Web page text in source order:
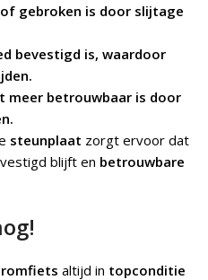
gebroken is door slijtage
bevestigd is, waardoor
meer betrouwbaar is door
steunplaat zorgt ervoor dat
blijft en betrouwbare
altijd in topconditie